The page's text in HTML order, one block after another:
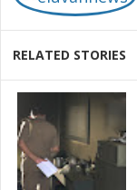
RELATED STORIES